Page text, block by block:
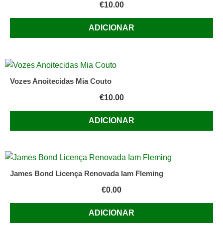
€10.00
ADICIONAR
Vozes Anoitecidas Mia Couto
€10.00
ADICIONAR
James Bond Licença Renovada Iam Fleming
€0.00
ADICIONAR